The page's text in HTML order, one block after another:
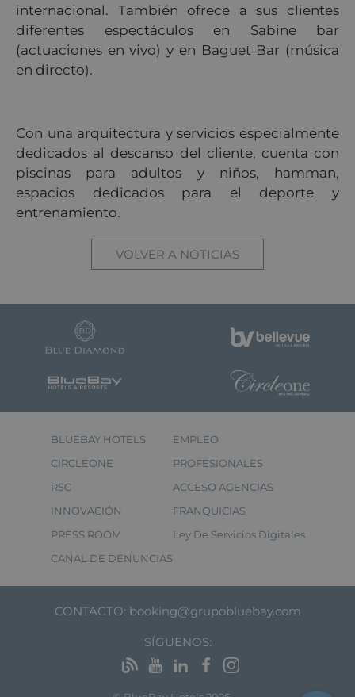
internacional. También ofrece a sus clientes
diferentes espectáculos en Sabine bar
(actuaciones en vivo) y en Baguet Bar (música
en directo).
Con una arquitectura y servicios especialmente
dedicados al descanso del cliente, cuenta con
piscinas para adultos y niños, hamman,
espacios dedicados para el deporte y
entrenamiento.
VOLVER A NOTICIAS
BLUEBAY HOTELS
CIRCLEONE
RSC
INNOVACIÓN
PRESS ROOM
CANAL DE DENUNCIAS
EMPLEO
PROFESIONALES
ACCESO AGENCIAS
FRANQUICIAS
Ley De Servicios Digitales
CONTACTO: booking@grupobluebay.com
SÍGUENOS: